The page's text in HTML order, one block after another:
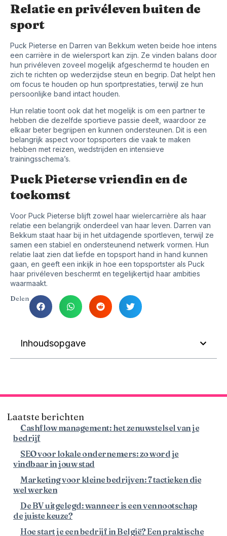
Relatie en privéleven buiten de
sport
Puck Pieterse en Darren van Bekkum weten beide hoe intens
een carrière in de wielersport kan zijn. Ze vinden balans door
hun privéleven zoveel mogelijk afgeschermd te houden en
zich te richten op wederzijdse steun en begrip. Dat helpt hen
om focus te houden op hun sportprestaties, terwijl ze hun
persoonlijke band intact houden.
Hun relatie toont ook dat het mogelijk is om een partner te
hebben die dezelfde sportieve passie deelt, waardoor ze
elkaar beter begrijpen en kunnen ondersteunen. Dit is een
belangrijk aspect voor topsporters die vaak te maken
hebben met reizen, wedstrijden en intensieve
trainingsschema’s.
Puck Pieterse vriendin en de
toekomst
Voor Puck Pieterse blijft zowel haar wielercarrière als haar
relatie een belangrijk onderdeel van haar leven. Darren van
Bekkum staat haar bij in het uitdagende sportleven, terwijl ze
samen een stabiel en ondersteunend netwerk vormen. Hun
relatie laat zien dat liefde en topsport hand in hand kunnen
gaan, en geeft een inkijk in hoe een topsportster als Puck
haar privéleven beschermt en tegelijkertijd haar ambities
waarmaakt.
Delen
Inhoudsopgave
Laatste berichten
Cashflow management: het zenuwstelsel van je
bedrijf
SEO voor lokale ondernemers: zo word je
vindbaar in jouw stad
Marketing voor kleine bedrijven: 7 tactieken die
wel werken
De BV uitgelegd: wanneer is een vennootschap
de juiste keuze?
Hoe start je een bedrijf in België? Een praktische